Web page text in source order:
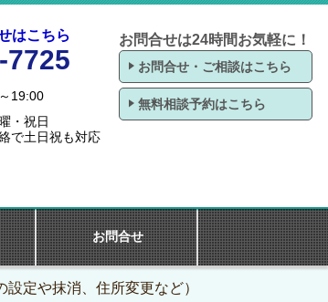
はこちら
7725
19:00
・祝日
で土日祝も対応
お問合せは24時間お気軽に！
お問合せ・ご相談はこちら
無料相談予約はこちら
お問合せ
定や抹消、住所変更など）